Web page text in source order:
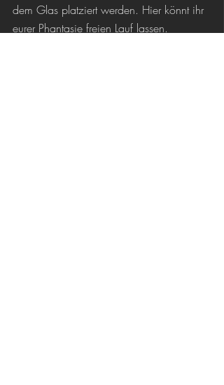
dem Glas platziert werden. Hier könnt ihr
eurer Phantasie freien Lauf lassen.